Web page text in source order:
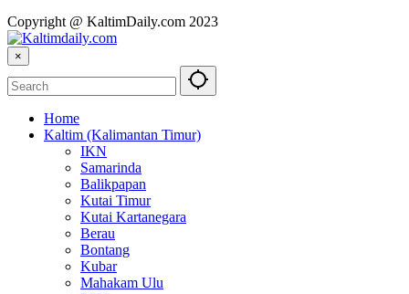
Copyright @ KaltimDaily.com 2023
×
Home
Kaltim (Kalimantan Timur)
IKN
Samarinda
Balikpapan
Kutai Timur
Kutai Kartanegara
Berau
Bontang
Kubar
Mahakam Ulu